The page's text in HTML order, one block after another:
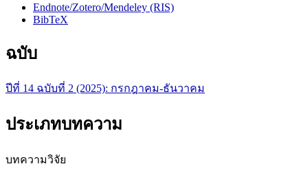
Endnote/Zotero/Mendeley (RIS)
BibTeX
ฉบับ
ปีที่ 14 ฉบับที่ 2 (2025): กรกฎาคม-ธันวาคม
ประเภทบทความ
บทความวิจัย